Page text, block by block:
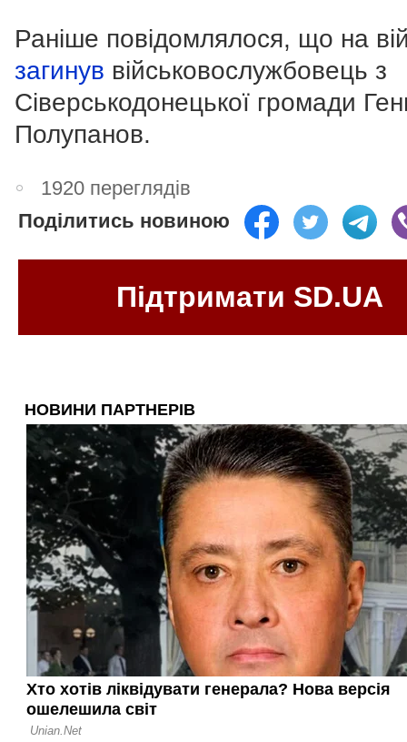
Раніше повідомлялося, що на
загинув військовослужбовець з
Сіверськодонецької громади
Полупанов.
1920 переглядів
Поділитись новиною
Підтримати SD.UA